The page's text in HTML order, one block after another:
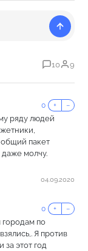
10 9
0 + −
ряду людей
общий пакет
молчу.
04.09.2020
0 + −
городам по
Я против
за этот год